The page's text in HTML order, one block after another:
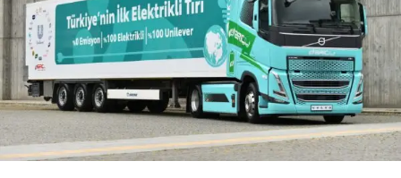
DACIA SANDERO III
Dokker Combi Eco-G Ambiance ECO-G 110 bg modeli ise
141 bin 900 TL’den başlayan fiyatla* sahiplerini bekliyor.